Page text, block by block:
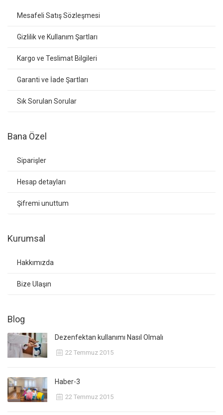
Mesafeli Satış Sözleşmesi
Gizlilik ve Kullanım Şartları
Kargo ve Teslimat Bilgileri
Garanti ve İade Şartları
Sık Sorulan Sorular
Bana Özel
Siparişler
Hesap detayları
Şifremi unuttum
Kurumsal
Hakkımızda
Bize Ulaşın
Blog
Dezenfektan kullanımı Nasıl Olmalı
22 Temmuz 2015
Haber-3
22 Temmuz 2015